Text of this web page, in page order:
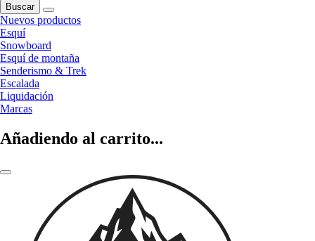
Buscar
Nuevos productos
Esquí
Snowboard
Esquí de montaña
Senderismo & Trek
Escalada
Liquidación
Marcas
Añadiendo al carrito...